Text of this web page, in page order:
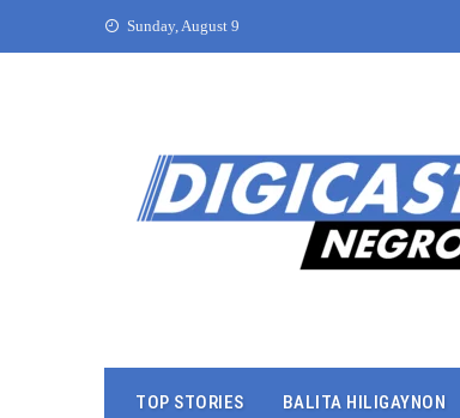
Sunday, August 9
TOP STORIES BALITA HILIGAYNON